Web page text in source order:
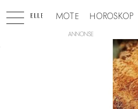
MOTE HOROSKOP
Tag:
ANNONSE